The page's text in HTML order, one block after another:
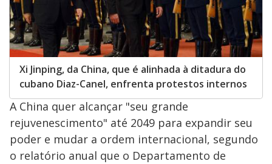
Xi Jinping, da China, que é alinhada à ditadura do
cubano Diaz-Canel, enfrenta protestos internos
A China quer alcançar "seu grande
rejuvenescimento" até 2049 para expandir seu
poder e mudar a ordem internacional, segundo
o relatório anual que o Departamento de